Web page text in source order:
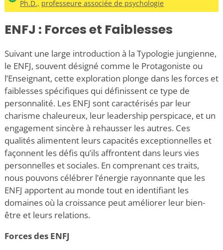
Ph.D., professeure associée de psychologie
ENFJ : Forces et Faiblesses
Suivant une large introduction à la Typologie jungienne,
le ENFJ, souvent désigné comme le Protagoniste ou
l’Enseignant, cette exploration plonge dans les forces et
faiblesses spécifiques qui définissent ce type de
personnalité. Les ENFJ sont caractérisés par leur
charisme chaleureux, leur leadership perspicace, et un
engagement sincère à rehausser les autres. Ces
qualités alimentent leurs capacités exceptionnelles et
façonnent les défis qu’ils affrontent dans leurs vies
personnelles et sociales. En comprenant ces traits,
nous pouvons célébrer l’énergie rayonnante que les
ENFJ apportent au monde tout en identifiant les
domaines où la croissance peut améliorer leur bien-
être et leurs relations.
Forces des ENFJ